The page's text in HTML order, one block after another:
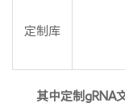
定制库
其中定制gRNA文